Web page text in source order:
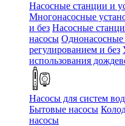
Насосные станции и
Многонасосные
и без Насосные
насосы Однонасосные
регулированием и без
использования
Насосы для систем
Бытовые насосы
насосы